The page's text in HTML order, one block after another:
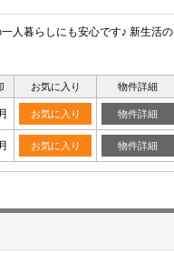
人暮らしにも安心です♪ 新生活の
お気に入り 物件詳細
お気に入り 物件詳細
お気に入り 物件詳細